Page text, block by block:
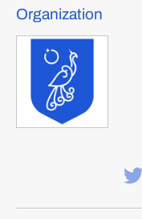
Organization